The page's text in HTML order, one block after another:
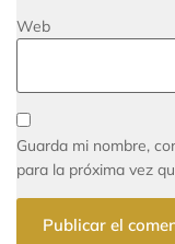
Web
Guarda mi nombre,
para la próxima vez